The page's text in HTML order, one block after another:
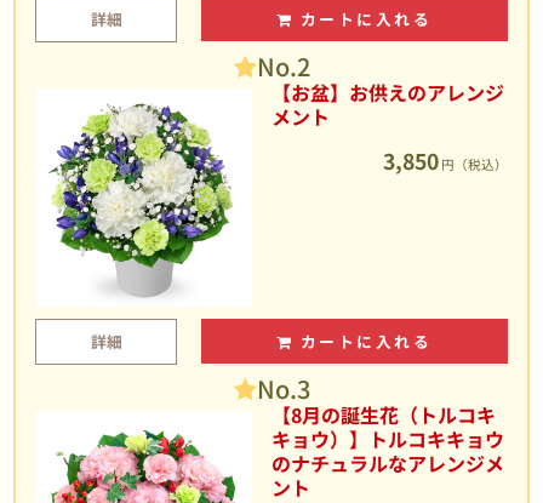
詳細 カートに入れる
No.2
【お盆】お供えのアレンジ
メント
3,850 円（税込）
詳細 カートに入れる
No.3
【8月の誕生花（トルコキ
キョウ）】トルコキキョウ
のナチュラルなアレンジメ
ント